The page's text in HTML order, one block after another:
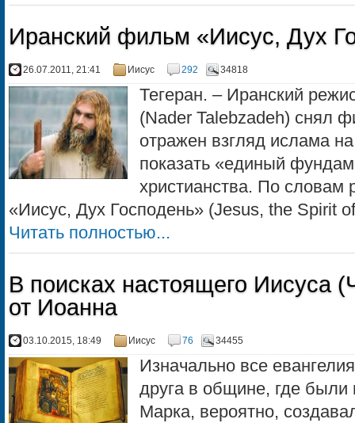
Иранский фильм «Иисус, Дух
26.07.2011, 21:41 Иисус 292 34818
Тегеран. – Иранский
(Nader Talebzadeh) снял
отражен взгляд ислама
показать «единый
христианства. По словам
«Иисус, Дух Господень» (Jesus, the Spirit
Читать полностью...
В поисках настоящего Иисуса
от Иоанна
03.10.2015, 18:49 Иисус 76 34455
Изначально все
друга в общине, где были
Марка, вероятно,